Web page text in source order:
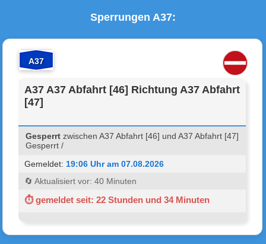
Sperrungen A37:
A37
A37 A37 Abfahrt [46] Richtung A37 Abfahrt
[47]
Gesperrt zwischen A37 Abfahrt [46] und A37 Abfahrt [47]
Gesperrt /
Gemeldet: 19:06 Uhr am 07.08.2026
🔄 Aktualisiert vor: 40 Minuten
⏱ gemeldet seit: 22 Stunden und 34 Minuten